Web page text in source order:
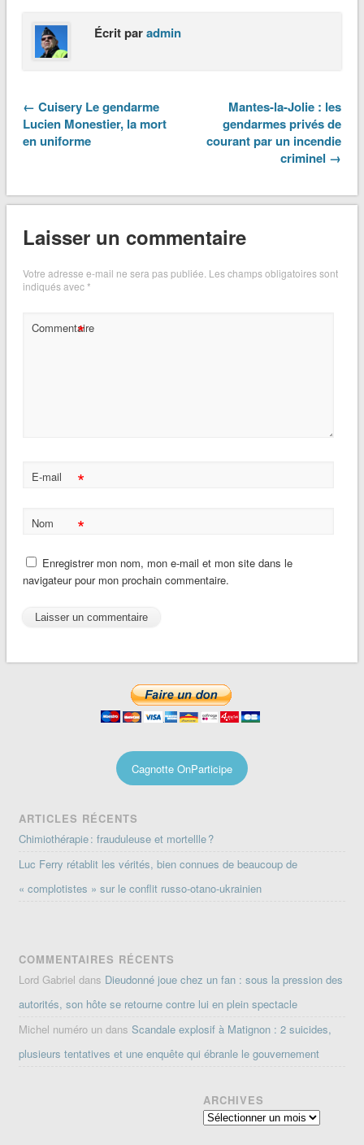
Écrit paradmin
← Cuisery Le gendarme
Lucien Monestier, la mort
en uniforme
Mantes-la-Jolie : les
gendarmes privés de
courant par un incendie
criminel →
Laisser un commentaire
Votre adresse e-mail ne sera pas publiée. Les champs obligatoires sont
indiqués avec*
Commentaire
*
E-mail *
Nom *
Enregistrer mon nom, mon e-mail et mon site dans le
navigateur pour mon prochain commentaire.
Cagnotte OnParticipe
ARTICLES RÉCENTS
Chimiothérapie : frauduleuse et mortellle ?
Luc Ferry rétablit les vérités, bien connues de beaucoup de
« complotistes » sur le conflit russo-otano-ukrainien
COMMENTAIRES RÉCENTS
Lord Gabriel dans Dieudonné joue chez un fan : sous la pression des
autorités, son hôte se retourne contre lui en plein spectacle
Michel numéro un dansScandale explosif à Matignon : 2 suicides,
plusieurs tentatives et une enquête qui ébranle le gouvernement
ARCHIVES
Archives